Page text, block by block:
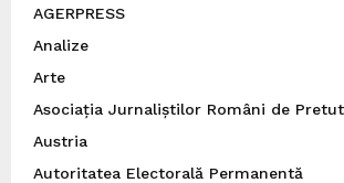
AGERPRESS
Analize
Arte
Asociația Jurnaliștilor Români de
Austria
Autoritatea Electorală Permanentă